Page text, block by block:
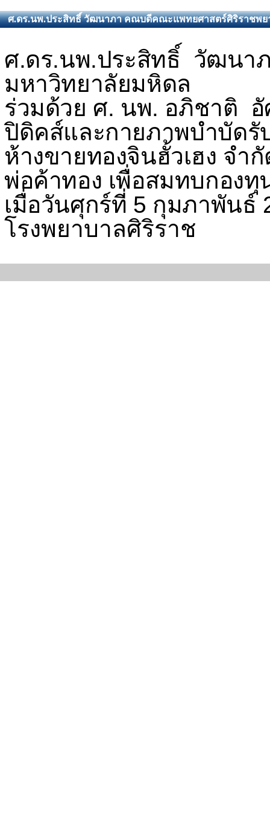
ศ.ดร.นพ.ประสิทธิ์ วัฒนาภา คณบดีคณะแพทยศาสตร์ศิริราชพย
ศ.ดร.นพ.ประสิทธิ์ วัฒนา
มหาวิทยาลัยมหิดล
ร่วมด้วย ศ. นพ. อภิชาติ
ปิดิคส์และกายภาพบำบัดรั
ห้างขายทองจินฮั้วเฮง จ
พ่อค้าทอง เพื่อสมทบกอง
เมื่อวันศุกร์ที่ 5 กุมภาพันธ์
โรงพยาบาลศิริราช